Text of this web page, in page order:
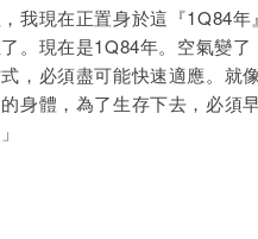
，我現在正置身於這『1Q84
。現在是1Q84年。空氣變
，必須盡可能快速適應。就
身體，為了生存下去，必須